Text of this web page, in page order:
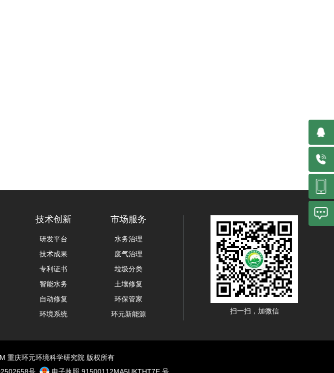
技术创新
研发平台
技术成果
专利证书
智能水务
自动修复
环境系统
市场服务
水务治理
废气治理
垃圾分类
土壤修复
环保管家
环元新能源
扫一扫，加微信
重庆环元环境科学研究院 版权所有